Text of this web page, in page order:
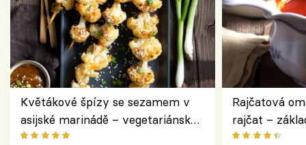
Květákové špízy se sezamem v
asijské marinádě – vegetariánská
chuťovka z grilu
Rajčatová
rajčat –